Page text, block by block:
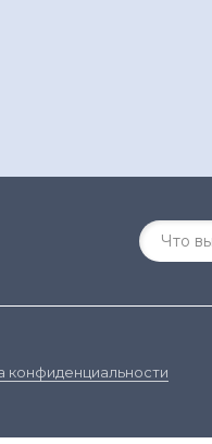
конфиденциальности